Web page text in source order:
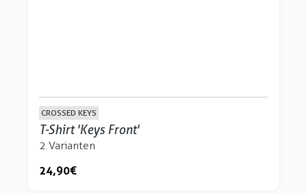
CROSSED KEYS
T-Shirt 'Keys Front'
2 Varianten
24,90 €